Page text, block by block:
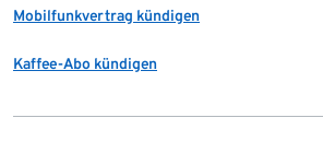
Mobilfunkvertrag kündigen
Kaffee-Abo kündigen